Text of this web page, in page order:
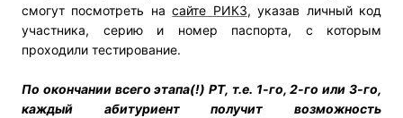
смогут посмотреть насайте РИКЗ, указав личный код
участника, серию и номер паспорта, с которым
проходили тестирование.
По окончании всего этапа(!) РТ, т.е. 1-го, 2-го или 3-го,
каждый абитуриент получит возможность